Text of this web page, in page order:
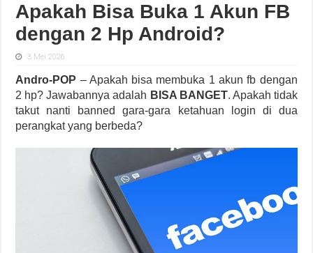
Apakah Bisa Buka 1 Akun FB
dengan 2 Hp Android?
3 Mei 2026
Andro-POP – Apakah bisa membuka 1 akun fb dengan
2 hp? Jawabannya adalah BISA BANGET. Apakah tidak
takut nanti banned gara-gara ketahuan login di dua
perangkat yang berbeda?